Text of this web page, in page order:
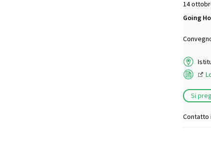
14
Going
Si
Contatto